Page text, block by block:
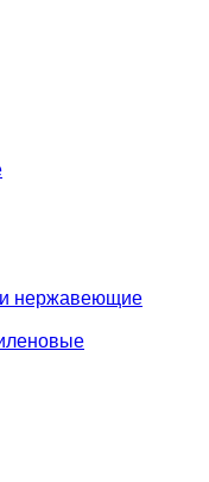
нержавеющие